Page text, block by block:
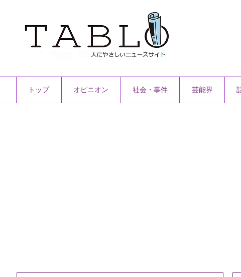
トップ オピニオン 社会・事件 芸能界